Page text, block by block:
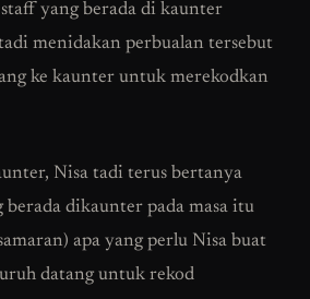
yang berada di kaunter
menidakan perbualan tersebut
ke kaunter untuk merekodkan
Nisa tadi terus bertanya
berada dikaunter pada masa itu
apa yang perlu Nisa buat
datang untuk rekod